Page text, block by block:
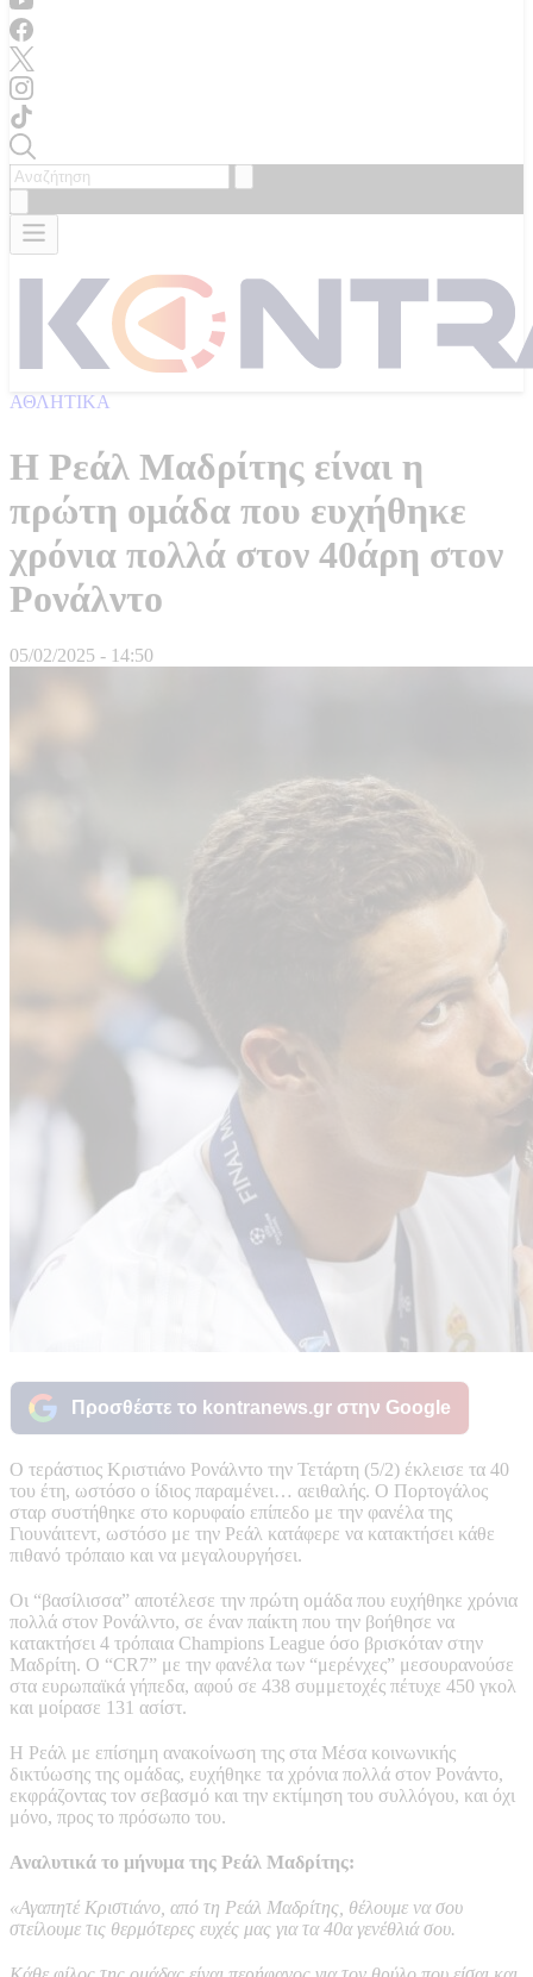
ΑΘΛΗΤΙΚΑ
Η Ρεάλ Μαδρίτης είναι η
πρώτη ομάδα που ευχήθηκε
χρόνια πολλά στον 40άρη στον
Ρονάλντο
05/02/2025 - 14:50
Προσθέστε το kontranews.gr στην Google
Ο τεράστιος Κριστιάνο Ρονάλντο την Τετάρτη (5/2) έκλεισε τα 40
του έτη, ωστόσο ο ίδιος παραμένει… αειθαλής. Ο Πορτογάλος
σταρ συστήθηκε στο κορυφαίο επίπεδο με την φανέλα της
Γιουνάιτεντ, ωστόσο με την Ρεάλ κατάφερε να κατακτήσει κάθε
πιθανό τρόπαιο και να μεγαλουργήσει.
Οι “βασίλισσα” αποτέλεσε την πρώτη ομάδα που ευχήθηκε χρόνια
πολλά στον Ρονάλντο, σε έναν παίκτη που την βοήθησε να
κατακτήσει 4 τρόπαια Champions League όσο βρισκόταν στην
Μαδρίτη. Ο “CR7” με την φανέλα των “μερένχες” μεσουρανούσε
στα ευρωπαϊκά γήπεδα, αφού σε 438 συμμετοχές πέτυχε 450 γκολ
και μοίρασε 131 ασίστ.
Η Ρεάλ με επίσημη ανακοίνωση της στα Μέσα κοινωνικής
δικτύωσης της ομάδας, ευχήθηκε τα χρόνια πολλά στον Ρονάντο,
εκφράζοντας τον σεβασμό και την εκτίμηση του συλλόγου, και όχι
μόνο, προς το πρόσωπο του.
Αναλυτικά το μήνυμα της Ρεάλ Μαδρίτης:
«Αγαπητέ Κριστιάνο, από τη Ρεάλ Μαδρίτης, θέλουμε να σου
στείλουμε τις θερμότερες ευχές μας για τα 40α γενέθλιά σου.